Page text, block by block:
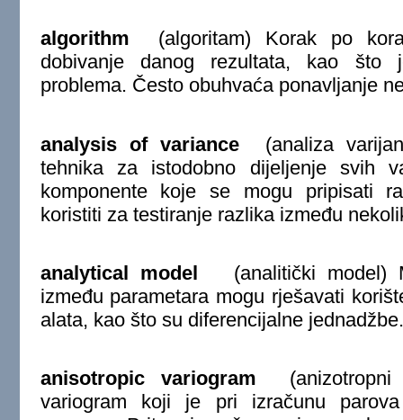
algorithm (algoritam) Korak po
dobivanje danog rezultata, kao što
problema. Često obuhvaća ponavljanje
analysis of variance (analiza
tehnika za istodobno dijeljenje svih
komponente koje se mogu pripisati
koristiti za testiranje razlika između
analytical model
(analitički model)
između parametara mogu rješavati
alata, kao što su diferencijalne
anisotropic variogram (anizotropni
variogram koji je pri izračunu